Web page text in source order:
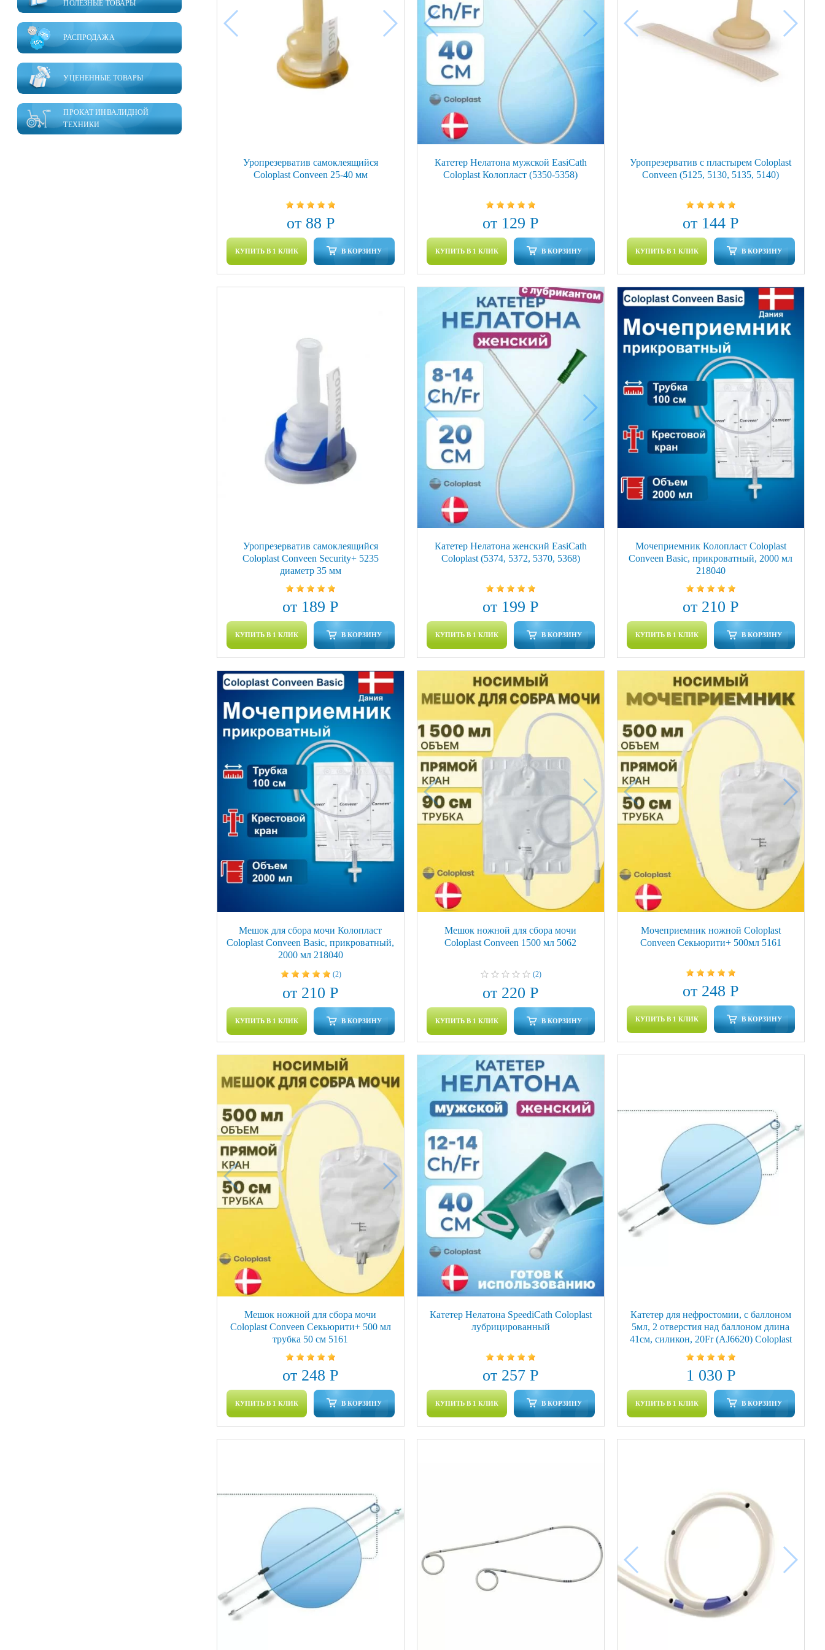
ПОЛЕЗНЫЕ ТОВАРЫ
РАСПРОДАЖА
ПРОКАТ ИНВАЛИДНОЙ
ТЕХНИКИ
УЦЕНЕННЫЕ ТОВАРЫ
Уропрезерватив самоклеящийся
Coloplast Conveen 25-40 мм
от 88 Р
КУПИТЬ В 1 КЛИК В КОРЗИНУ
Катетер Нелатона мужской EasiCath
Coloplast Колопласт (5350-5358)
от 129 Р
КУПИТЬ В 1 КЛИК В КОРЗИНУ
Уропрезерватив с пластырем Coloplast
Conveen (5125, 5130, 5135, 5140)
от 144 Р
КУПИТЬ В 1 КЛИК В КОРЗИНУ
Уропрезерватив самоклеящийся
Coloplast Conveen Security+ 5235
диаметр 35 мм
от 189 Р
КУПИТЬ В 1 КЛИК В КОРЗИНУ
Катетер Нелатона женский EasiCath
Coloplast (5374, 5372, 5370, 5368)
от 199 Р
КУПИТЬ В 1 КЛИК В КОРЗИНУ
Мочеприемник Колопласт Coloplast
Conveen Basic, прикроватный, 2000 мл
218040
от 210 Р
КУПИТЬ В 1 КЛИК В КОРЗИНУ
Мешок для сбора мочи Колопласт
Coloplast Conveen Basic, прикроватный,
2000 мл 218040
(2)
от 210 Р
КУПИТЬ В 1 КЛИК В КОРЗИНУ
Мешок ножной для сбора мочи
Coloplast Conveen 1500 мл 5062
(2)
от 220 Р
КУПИТЬ В 1 КЛИК В КОРЗИНУ
Мочеприемник ножной Coloplast
Conveen Секьюрити+ 500мл 5161
от 248 Р
КУПИТЬ В 1 КЛИК В КОРЗИНУ
Мешок ножной для сбора мочи
Coloplast Conveen Секьюрити+ 500 мл
трубка 50 см 5161
от 248 Р
КУПИТЬ В 1 КЛИК В КОРЗИНУ
Катетер Нелатона SpeediCath Coloplast
лубрицированный
от 257 Р
КУПИТЬ В 1 КЛИК В КОРЗИНУ
Катетер для нефростомии, с баллоном
5мл, 2 отверстия над баллоном длина
41см, силикон, 20Fr (AJ6620) Coloplast
1 030 Р
КУПИТЬ В 1 КЛИК В КОРЗИНУ